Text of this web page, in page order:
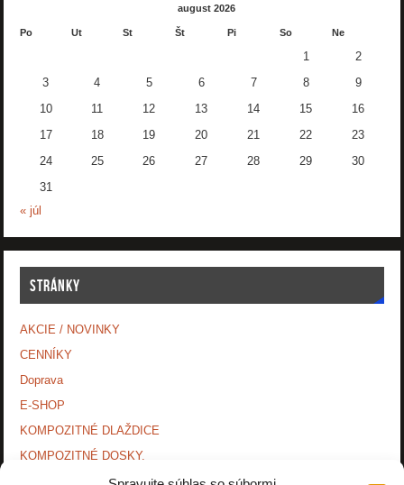
august 2026
Po Ut St Št Pi So Ne
1 2
3 4 5 6 7 8 9
10 11 12 13 14 15 16
17 18 19 20 21 22 23
24 25 26 27 28 29 30
31
« júl
STRÁNKY
AKCIE / NOVINKY
CENNÍKY
Doprava
E-SHOP
KOMPOZITNÉ DLAŽDICE
KOMPOZITNÉ DOSKY.